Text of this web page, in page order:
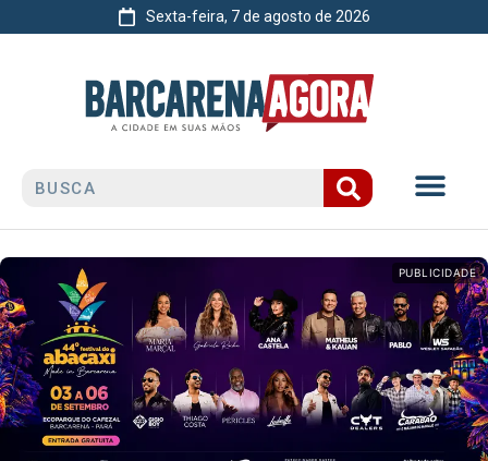
Sexta-feira, 7 de agosto de 2026
PUBLICIDADE